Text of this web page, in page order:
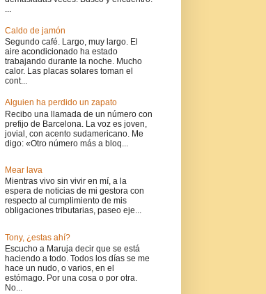
...
Caldo de jamón
Segundo café. Largo, muy largo. El
aire acondicionado ha estado
trabajando durante la noche. Mucho
calor. Las placas solares toman el
cont...
Alguien ha perdido un zapato
Recibo una llamada de un número con
prefijo de Barcelona. La voz es joven,
jovial, con acento sudamericano. Me
digo: «Otro número más a bloq...
Mear lava
Mientras vivo sin vivir en mí, a la
espera de noticias de mi gestora con
respecto al cumplimiento de mis
obligaciones tributarias, paseo eje...
Tony, ¿estas ahí?
Escucho a Maruja decir que se está
haciendo a todo. Todos los días se me
hace un nudo, o varios, en el
estómago. Por una cosa o por otra.
No...